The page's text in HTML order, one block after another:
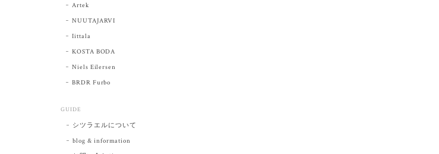
Artek
NUUTAJARVI
Iittala
KOSTA BODA
Niels Eilersen
BRDR Furbo
GUIDE
シツラエルについて
blog & information